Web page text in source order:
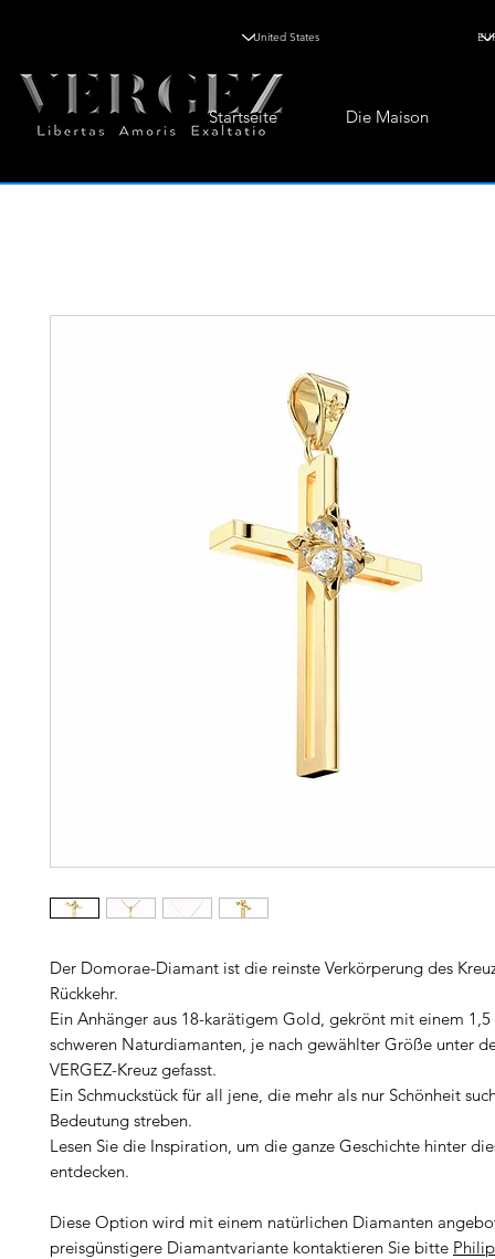
Startseite Die Maison
Der Domorae-Diamant ist die reinste Verkörperung des
Rückkehr.
Ein Anhänger aus 18-karätigem Gold, gekrönt mit einem
schweren Naturdiamanten, je nach gewählter Größe unter
VERGEZ-Kreuz gefasst.
Ein Schmuckstück für all jene, die mehr als nur Schönheit
Bedeutung streben.
Lesen Sie die Inspiration, um die ganze Geschichte hinter
entdecken.
Diese Option wird mit einem natürlichen Diamanten
preisgünstigere Diamantvariante kontaktieren Sie bitte